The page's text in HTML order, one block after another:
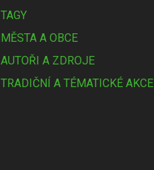
TAGY
MĚSTA A OBCE
AUTOŘI A ZDROJE
TRADIČNÍ A TÉMATICKÉ AKCE